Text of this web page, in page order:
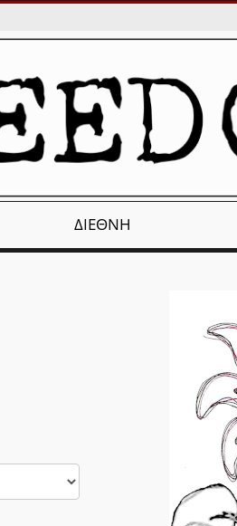
ΔΙΕΘΝΉ